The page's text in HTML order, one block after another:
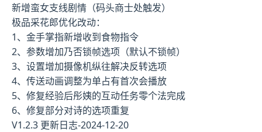
新增蛮女支线剧情（码头商士处触发）
极品采花郎优化改动：
1、金手掌指新增收到食物指令
2、参数增加乃否锁帧选项（默认不锁帧）
3、设置增加摄像机纵往解决反转选项
4、传送动画调整为单占有首次会播放
5、修复经验后彤姨的互动任务零个法完成
6、修复部分对诗的选项重复
V1.2.3 更新日志-2024-12-20